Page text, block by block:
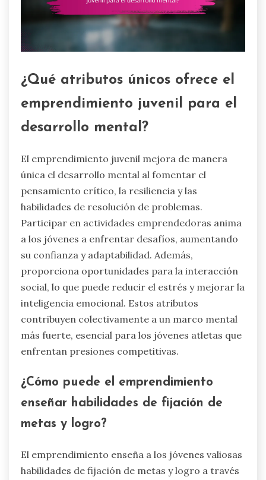
¿Qué atributos únicos ofrece el
emprendimiento juvenil para el
desarrollo mental?
El emprendimiento juvenil mejora de manera
única el desarrollo mental al fomentar el
pensamiento crítico, la resiliencia y las
habilidades de resolución de problemas.
Participar en actividades emprendedoras anima
a los jóvenes a enfrentar desafíos, aumentando
su confianza y adaptabilidad. Además,
proporciona oportunidades para la interacción
social, lo que puede reducir el estrés y mejorar la
inteligencia emocional. Estos atributos
contribuyen colectivamente a un marco mental
más fuerte, esencial para los jóvenes atletas que
enfrentan presiones competitivas.
¿Cómo puede el emprendimiento
enseñar habilidades de fijación de
metas y logro?
El emprendimiento enseña a los jóvenes valiosas
habilidades de fijación de metas y logro a través